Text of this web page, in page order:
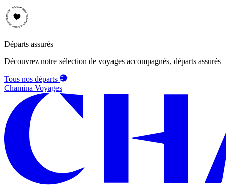
Départs assurés
Découvrez notre sélection de voyages accompagnés, départs assurés
Tous nos départs
Chamina Voyages